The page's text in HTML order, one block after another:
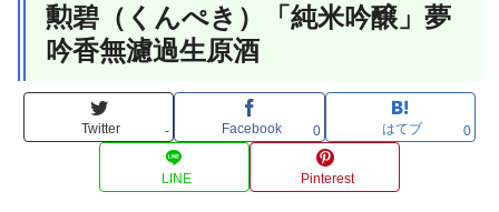
勲碧（くんぺき）「純米吟醸」夢
吟香無濾過生原酒
Twitter - Facebook 0 はてブ 0
LINE Pinterest